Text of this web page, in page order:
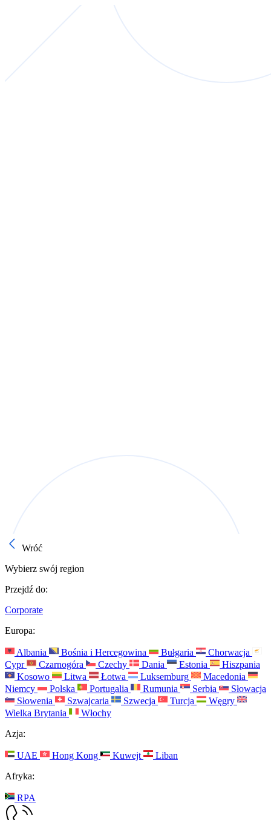
Wróć
Wybierz swój region
Przejdź do:
Corporate
Europa:
Albania Bośnia i Hercegowina Bułgaria
Chorwacja
Cypr
Czarnogóra Czechy Dania Estonia
Hiszpania
Kosowo
Litwa Łotwa Luksemburg
Macedonia
Niemcy
Polska Portugalia Rumunia Serbia
Słowacja
Słowenia
Szwajcaria Szwecja Turcja
Węgry
Wielka Brytania
Włochy
Azja:
UAE Hong Kong Kuwejt
Liban
Afryka:
RPA